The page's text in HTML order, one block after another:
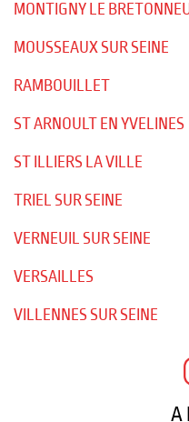
MONTIGNY LE
MOUSSEAUX SUR SEINE
RAMBOUILLET
ST ARNOULT EN YVELINES
ST ILLIERS LA VILLE
TRIEL SUR SEINE
VERNEUIL SUR SEINE
VERSAILLES
VILLENNES SUR SEINE
A